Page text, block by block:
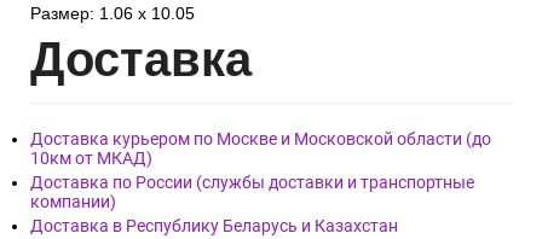
Размер: 1.06 x 10.05
Доставка
Доставка курьером по Москве и Московской области (до
10км от МКАД)
Доставка по России (службы доставки и транспортные
компании)
Доставка в Республику Беларусь и Казахстан